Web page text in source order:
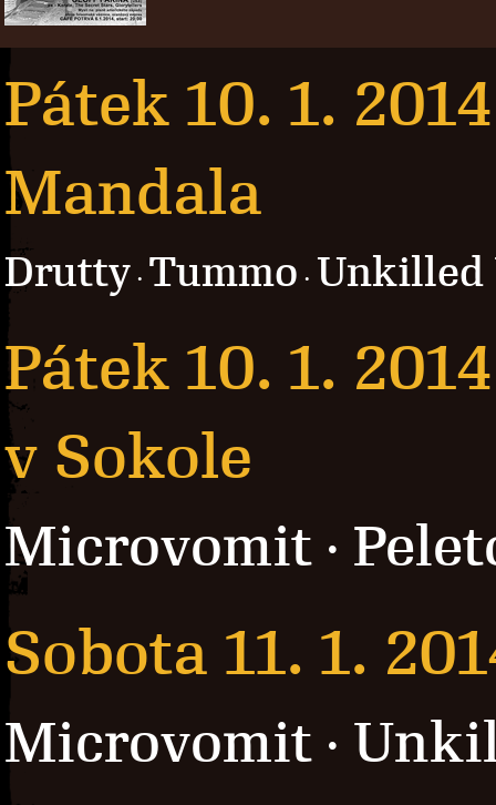
Pátek 10. 1. 2014
Mandala
Drutty · Tummo · Unkilled
Pátek 10. 1. 2014
v Sokole
Microvomit ·
Sobota 11. 1.
Microvomit ·